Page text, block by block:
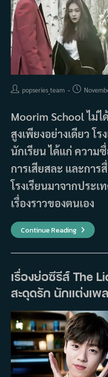
Postpopseries_team
Post
Moorim School ไม่
สูงเพียงอย่างเดียว โ
นักเรียน ได้แก่ ความ
การเสียสละ และการ
โรงเรียนมาจากประ
เรื่องราวของตนเอง
Continue Readingเรื่อง
ย่อ
รีส์
(2016)
เรื่องย่อซีรีส์ The
สะดุดรัก นักแต่งเพ